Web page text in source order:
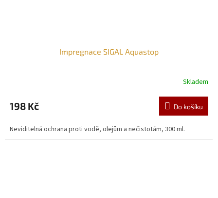
Impregnace SIGAL Aquastop
Skladem
198 Kč Do košíku
Neviditelná ochrana proti vodě, olejům a nečistotám, 300 ml.